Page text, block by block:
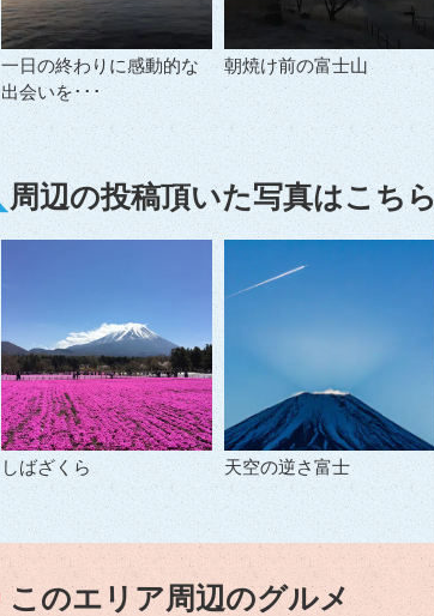
一日の終わりに感動的な
出会いを･･･
朝焼け前の富士山
周辺の投稿頂いた写真はこちら
しばざくら 天空の逆さ富士
このエリア周辺のグルメ